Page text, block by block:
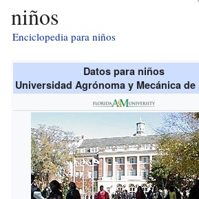
niños
Enciclopedia para niños
Datos para niños
Universidad Agrónoma y Mecánica de